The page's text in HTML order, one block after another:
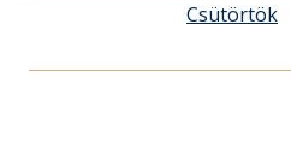
Csütörtök